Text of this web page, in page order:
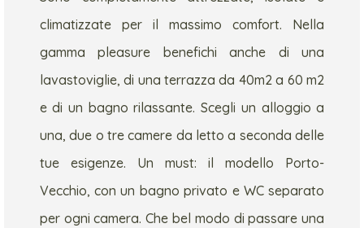
climatizzate per il massimo comfort. Nella
gamma pleasure benefichi anche di una
lavastoviglie, di una terrazza da 40m2 a 60 m2
e di un bagno rilassante. Scegli un alloggio a
una, due o tre camere da letto a seconda delle
tue esigenze. Un must: il modello Porto-
Vecchio, con un bagno privato e WC separato
per ogni camera. Che bel modo di passare una